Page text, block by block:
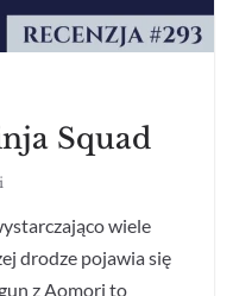
Squad
wiele
drodze pojawia się
z Aomori to